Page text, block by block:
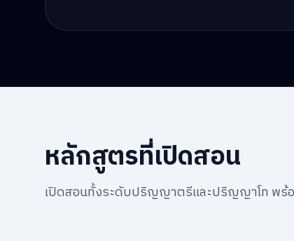
หลักสูตรที่เปิดสอน
เปิดสอนทั้งระดับปริญญาตรีและปริญญาโท พร้